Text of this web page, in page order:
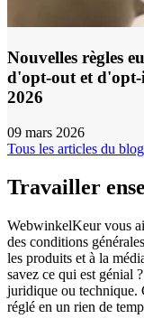
Nouvelles règles
d'opt-out et
2026
09 mars 2026
Tous les articles du blog
Travailler
WebwinkelKeur vous
des conditions
les produits et à la
savez ce qui est génial
juridique ou technique.
réglé en un rien de